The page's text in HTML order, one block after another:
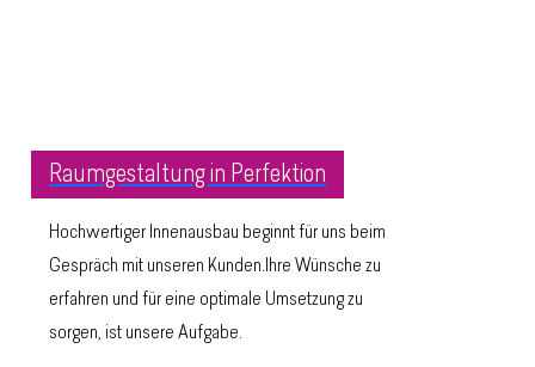
Raumgestaltung in Perfektion
Hochwertiger Innenausbau beginnt für uns beim
Gespräch mit unseren Kunden.Ihre Wünsche zu
erfahren und für eine optimale Umsetzung zu
sorgen, ist unsere Aufgabe.